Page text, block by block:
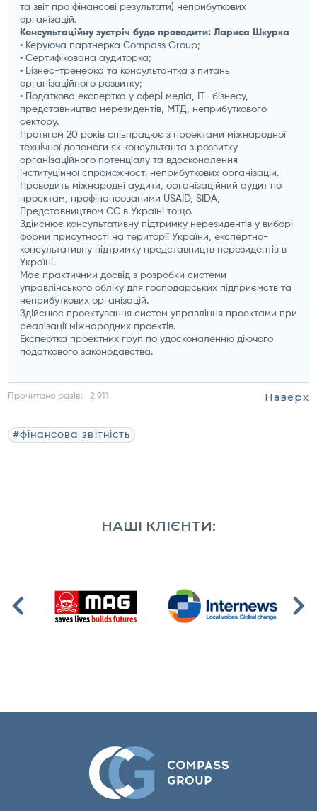
та звіт про фінансові результати) неприбуткових
організацій.
Консультаційну зустріч буде проводити: Лариса Шкурка
• Керуюча партнерка Compass Group;
• Сертифікована аудиторка;
• Бізнес-тренерка та консультантка з питань
організаційного розвитку;
• Податкова експертка у сфері медіа, IT- бізнесу,
представництва нерезидентів, МТД, неприбуткового
сектору.
Протягом 20 років співпрацює з проектами міжнародної
технічної допомоги як консультанта з розвитку
організаційного потенціалу та вдосконалення
інституційної спроможності неприбуткових організацій.
Проводить міжнародні аудити, організаційний аудит по
проектам, профінансованими USAID, SIDA,
Представництвом ЄС в Україні тощо.
Здійснює консультативну підтримку нерезидентів у виборі
форми присутності на території України, експертно-
консультативну підтримку представництв нерезидентів в
Україні.
Має практичний досвід з розробки системи
управлінського обліку для господарських підприємств та
неприбуткових організацій.
Здійснює проектування систем управління проектами при
реалізації міжнародних проектів.
Експертка проектних груп по удосконаленню діючого
податкового законодавства.
Прочитано разів: 2 911 Наверх
#фінансова звітність
НАШІ КЛІЄНТИ: